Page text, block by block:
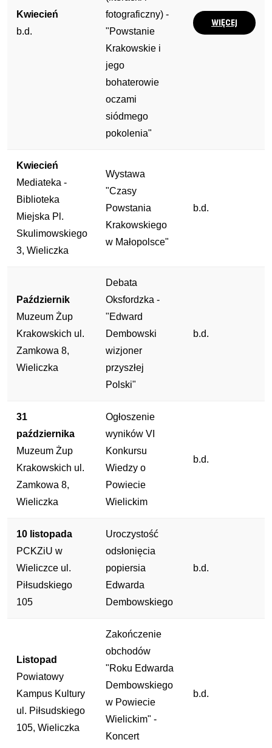
Kwiecień
b.d.
fotograficzny) -
"Powstanie
Krakowskie i
jego
bohaterowie
oczami
siódmego
pokolenia"
WIĘCEJ
Kwiecień
Mediateka -
Biblioteka
Miejska Pl.
Skulimowskiego
3, Wieliczka
Wystawa
"Czasy
Powstania
Krakowskiego
w Małopolsce"
b.d.
Październik
Muzeum Żup
Krakowskich ul.
Zamkowa 8,
Wieliczka
Debata
Oksfordzka -
"Edward
Dembowski
wizjoner
przyszłej
Polski"
b.d.
31
października
Muzeum Żup
Krakowskich ul.
Zamkowa 8,
Wieliczka
Ogłoszenie
wyników VI
Konkursu
Wiedzy o
Powiecie
Wielickim
b.d.
10 listopada
PCKZiU w
Wieliczce ul.
Piłsudskiego
105
Uroczystość
odsłonięcia
popiersia
Edwarda
Dembowskiego
b.d.
Listopad
Powiatowy
Kampus Kultury
ul. Piłsudskiego
105, Wieliczka
Zakończenie
obchodów
"Roku Edwarda
Dembowskiego
w Powiecie
Wielickim" -
Koncert
b.d.